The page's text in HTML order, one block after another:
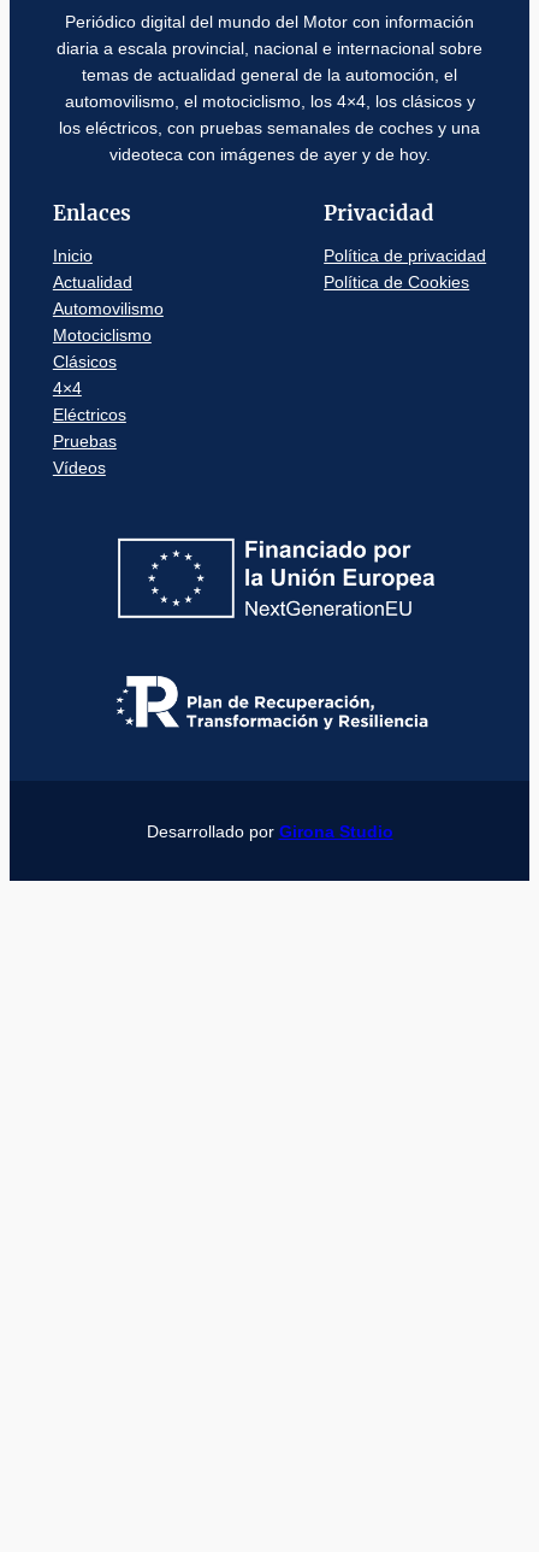
Periódico digital del mundo del Motor con información
diaria a escala provincial, nacional e internacional sobre
temas de actualidad general de la automoción, el
automovilismo, el motociclismo, los 4×4, los clásicos y
los eléctricos, con pruebas semanales de coches y una
videoteca con imágenes de ayer y de hoy.
Enlaces
Inicio
Actualidad
Automovilismo
Motociclismo
Clásicos
4×4
Eléctricos
Pruebas
Vídeos
Privacidad
Política de privacidad
Política de Cookies
Desarrollado por Girona Studio